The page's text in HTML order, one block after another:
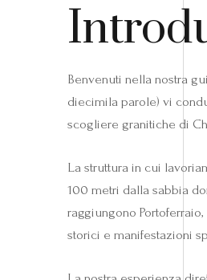
Benvenuti nella nostra
diecimila parole) vi
scogliere granitiche di
La struttura in cui
100 metri dalla sabbia
raggiungono
storici e manifestazioni